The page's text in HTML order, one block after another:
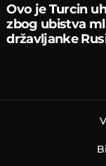
Ovo je Turcin
zbog ubistva
državljanke